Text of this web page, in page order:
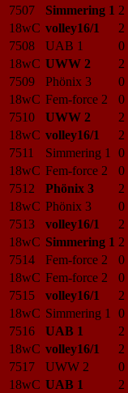
7507
Simmering 1 2
18wC volley16/1 2
7508
UAB 1 0
18wC UWW 2 2
7509
Phönix 3 0
18wC Fem-force 2 0
7510
UWW 2 2
18wC volley16/1 2
7511
Simmering 1 0
18wC Fem-force 2 0
7512
Phönix 3 2
18wC Phönix 3 0
7513
volley16/1 2
18wC Simmering 1 2
7514
Fem-force 2 0
18wC Fem-force 2 0
7515
volley16/1 2
18wC Simmering 1 0
7516
UAB 1 2
18wC volley16/1 2
7517
UWW 2 0
18wC UAB 1 2